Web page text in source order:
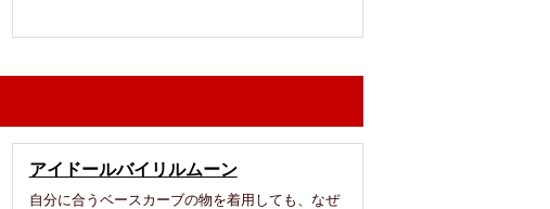
アイドールバイリルムーン
自分に合うベースカーブの物を着用しても、なぜ